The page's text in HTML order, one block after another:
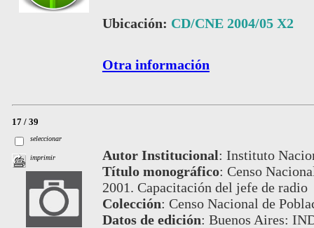
Ubicación: CD/CNE 2004/05 X2
Otra información
17 / 39
seleccionar
imprimir Autor Institucional: Instituto
Título monográfico: Censo
2001. Capacitación del jefe de radio
Colección: Censo Nacional de
Datos de edición: Buenos Aires: